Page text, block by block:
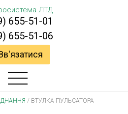
655-51-01
655-51-06
/ ВТУЛКА ПУЛЬСАТОРА